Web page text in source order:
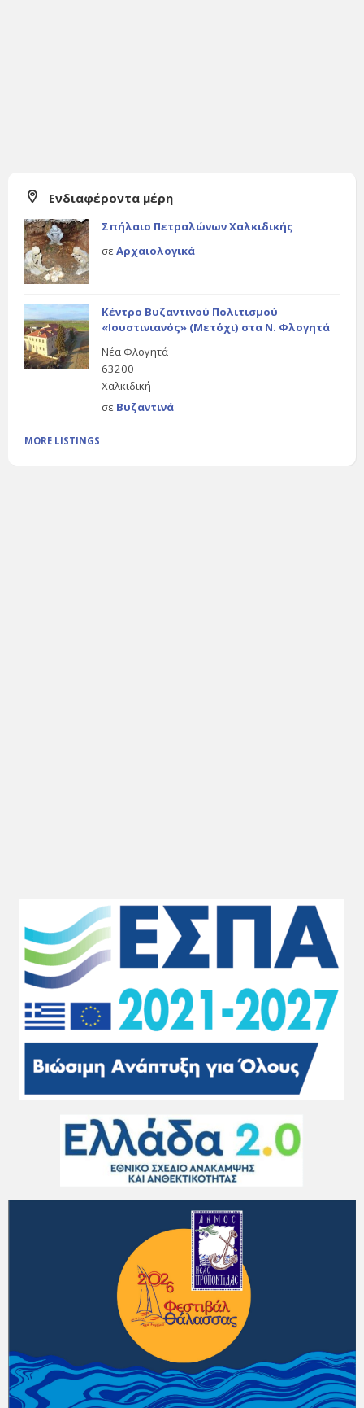
Ενδιαφέροντα μέρη
Σπήλαιο Πετραλώνων Χαλκιδικής
σε Αρχαιολογικά
Κέντρο Βυζαντινού Πολιτισμού
«Ιουστινιανός» (Μετόχι) στα Ν. Φλογητά
Νέα Φλογητά
63200
Χαλκιδική
σε Βυζαντινά
MORE LISTINGS